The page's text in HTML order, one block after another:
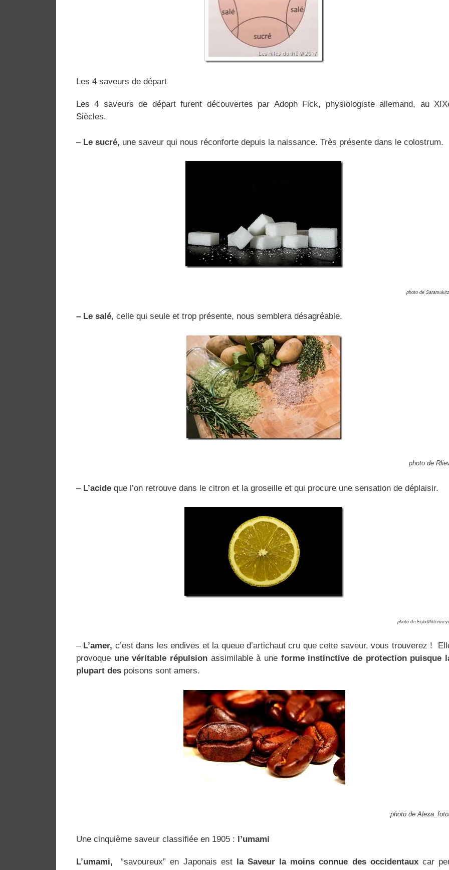
Les 4 saveurs de départ
Les 4 saveurs de départ furent découvertes par Adoph Fick, physiologiste allemand, au
Siècles.
– Le sucré, une saveur qui nous réconforte depuis la naissance. Très présente dans le colostrum.
photo de
– Le salé, celle qui seule et trop présente, nous semblera désagréable.
photo de
– L’acide que l’on retrouve dans le citron et la groseille et qui procure une sensation de déplaisir.
photo de
– L’amer, c’est dans les endives et la queue d’artichaut cru que cette saveur, vous trouverez !
provoque une véritable répulsion assimilable à une forme instinctive de protection puisque
plupart des poisons sont amers.
photo de
Une cinquième saveur classifiée en 1905 : l’umami
L’umami, “savoureux” en Japonais est la Saveur la moins connue des occidentauxcar